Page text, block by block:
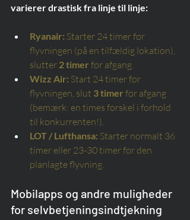
varierer drastisk fra linje til linje:
Ryanair: Starter 24 timer før
flyvningen (på en tilfældig lokation),
slutter 2 timer før afgang.
Wizz Air: Start 24 timer før
flyvningen, slut 3 timer før afgang
(bemærk: en times forskel i forhold
til konkurrenten!).
LOT / Lufthansa: Starter normalt 36
timer eller 23-30 timer før den
planlagte flyvning.
Mobilapps og andre muligheder
for selvbetjeningsindtjekning